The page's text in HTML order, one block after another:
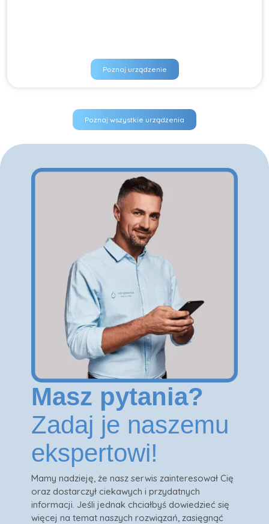
Poznaj urządzenie
Poznaj wszystkie urządzenia
Masz pytania?
Zadaj je naszemu
ekspertowi!
Mamy nadzieję, że nasz serwis zainteresował Cię
oraz dostarczył ciekawych i przydatnych
informacji. Jeśli jednak chciałbyś dowiedzieć się
więcej na temat naszych rozwiązań, zasięgnąć